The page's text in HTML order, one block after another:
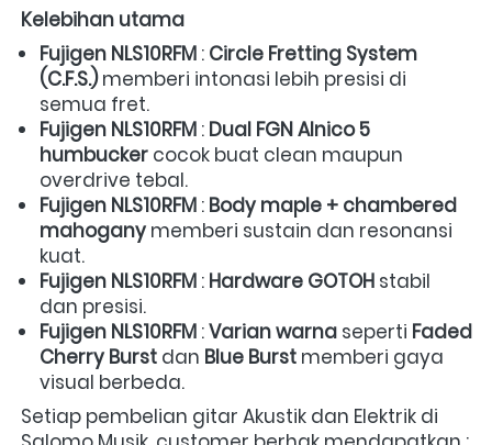
Kelebihan utama
Fujigen NLS10RFM : Circle Fretting System
(C.F.S.) memberi intonasi lebih presisi di
semua fret.
Fujigen NLS10RFM : Dual FGN Alnico 5
humbucker cocok buat clean maupun
overdrive tebal.
Fujigen NLS10RFM : Body maple + chambered
mahogany memberi sustain dan resonansi
kuat.
Fujigen NLS10RFM : Hardware GOTOH stabil
dan presisi.
Fujigen NLS10RFM : Varian warna seperti Faded
Cherry Burst dan Blue Burst memberi gaya
visual berbeda.
Setiap pembelian gitar Akustik dan Elektrik di